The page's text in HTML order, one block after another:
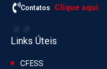
Contatos Clique aqui
Links Úteis
CFESS